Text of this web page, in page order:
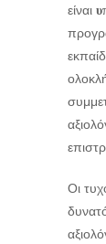
είναι
Οι